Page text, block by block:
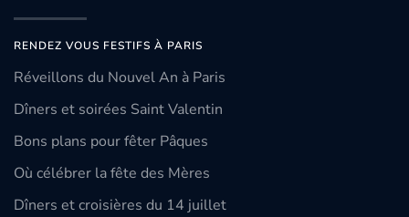
RENDEZ VOUS FESTIFS À PARIS
Réveillons du Nouvel An à Paris
Dîners et soirées Saint Valentin
Bons plans pour fêter Pâques
Où célébrer la fête des Mères
Dîners et croisières du 14 juillet